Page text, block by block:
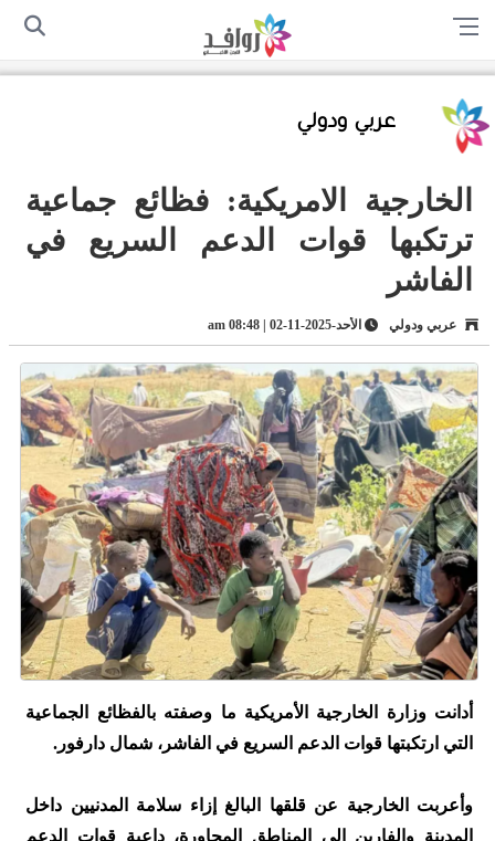
الرئيسية سياسة الخصوصية
عربي ودولي
الخارجية الامريكية: فظائع جماعية
ترتكبها قوات الدعم السريع في
الفاشر
عربي ودولي الأحد-2025-11-02 | 08:48 am
أدانت وزارة الخارجية الأمريكية ما وصفته بالفظائع الجماعية
التي ارتكبتها قوات الدعم السريع في الفاشر، شمال دارفور.
وأعربت الخارجية عن قلقها البالغ إزاء سلامة المدنيين داخل
المدينة والفارين إلى المناطق المجاورة، داعية قوات الدعم